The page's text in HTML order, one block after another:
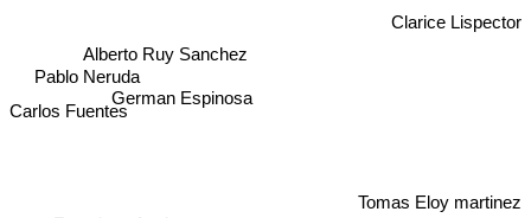
German Espinosa
Alberto Ruy Sanchez
Pablo Neruda
Clarice Lispector
Carlos Fuentes